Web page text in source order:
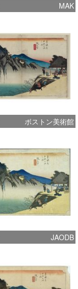
MAK
ボストン美術館
JAODB